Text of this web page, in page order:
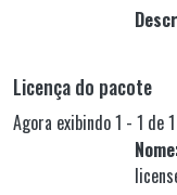
Licença do pacote
Agora exibindo1 - 1 de 1